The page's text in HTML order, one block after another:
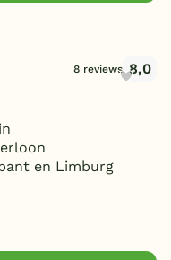
8 reviews 8,0
en Limburg